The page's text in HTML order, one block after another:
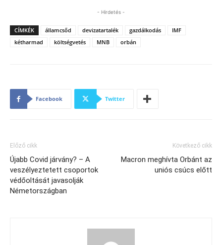
- Hirdetés -
CÍMKÉK államcsőd devizatartalék gazdálkodás
IMF
kétharmad
költségvetés MNB orbán
Facebook Twitter
Előző cikk
Újabb Covid járvány? – A
veszélyeztetett csoportok
védőoltását javasolják
Németországban
Következő cikk
Macron meghívta Orbánt az
uniós csúcs előtt